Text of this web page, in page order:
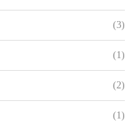
(3)
(1)
(2)
(1)